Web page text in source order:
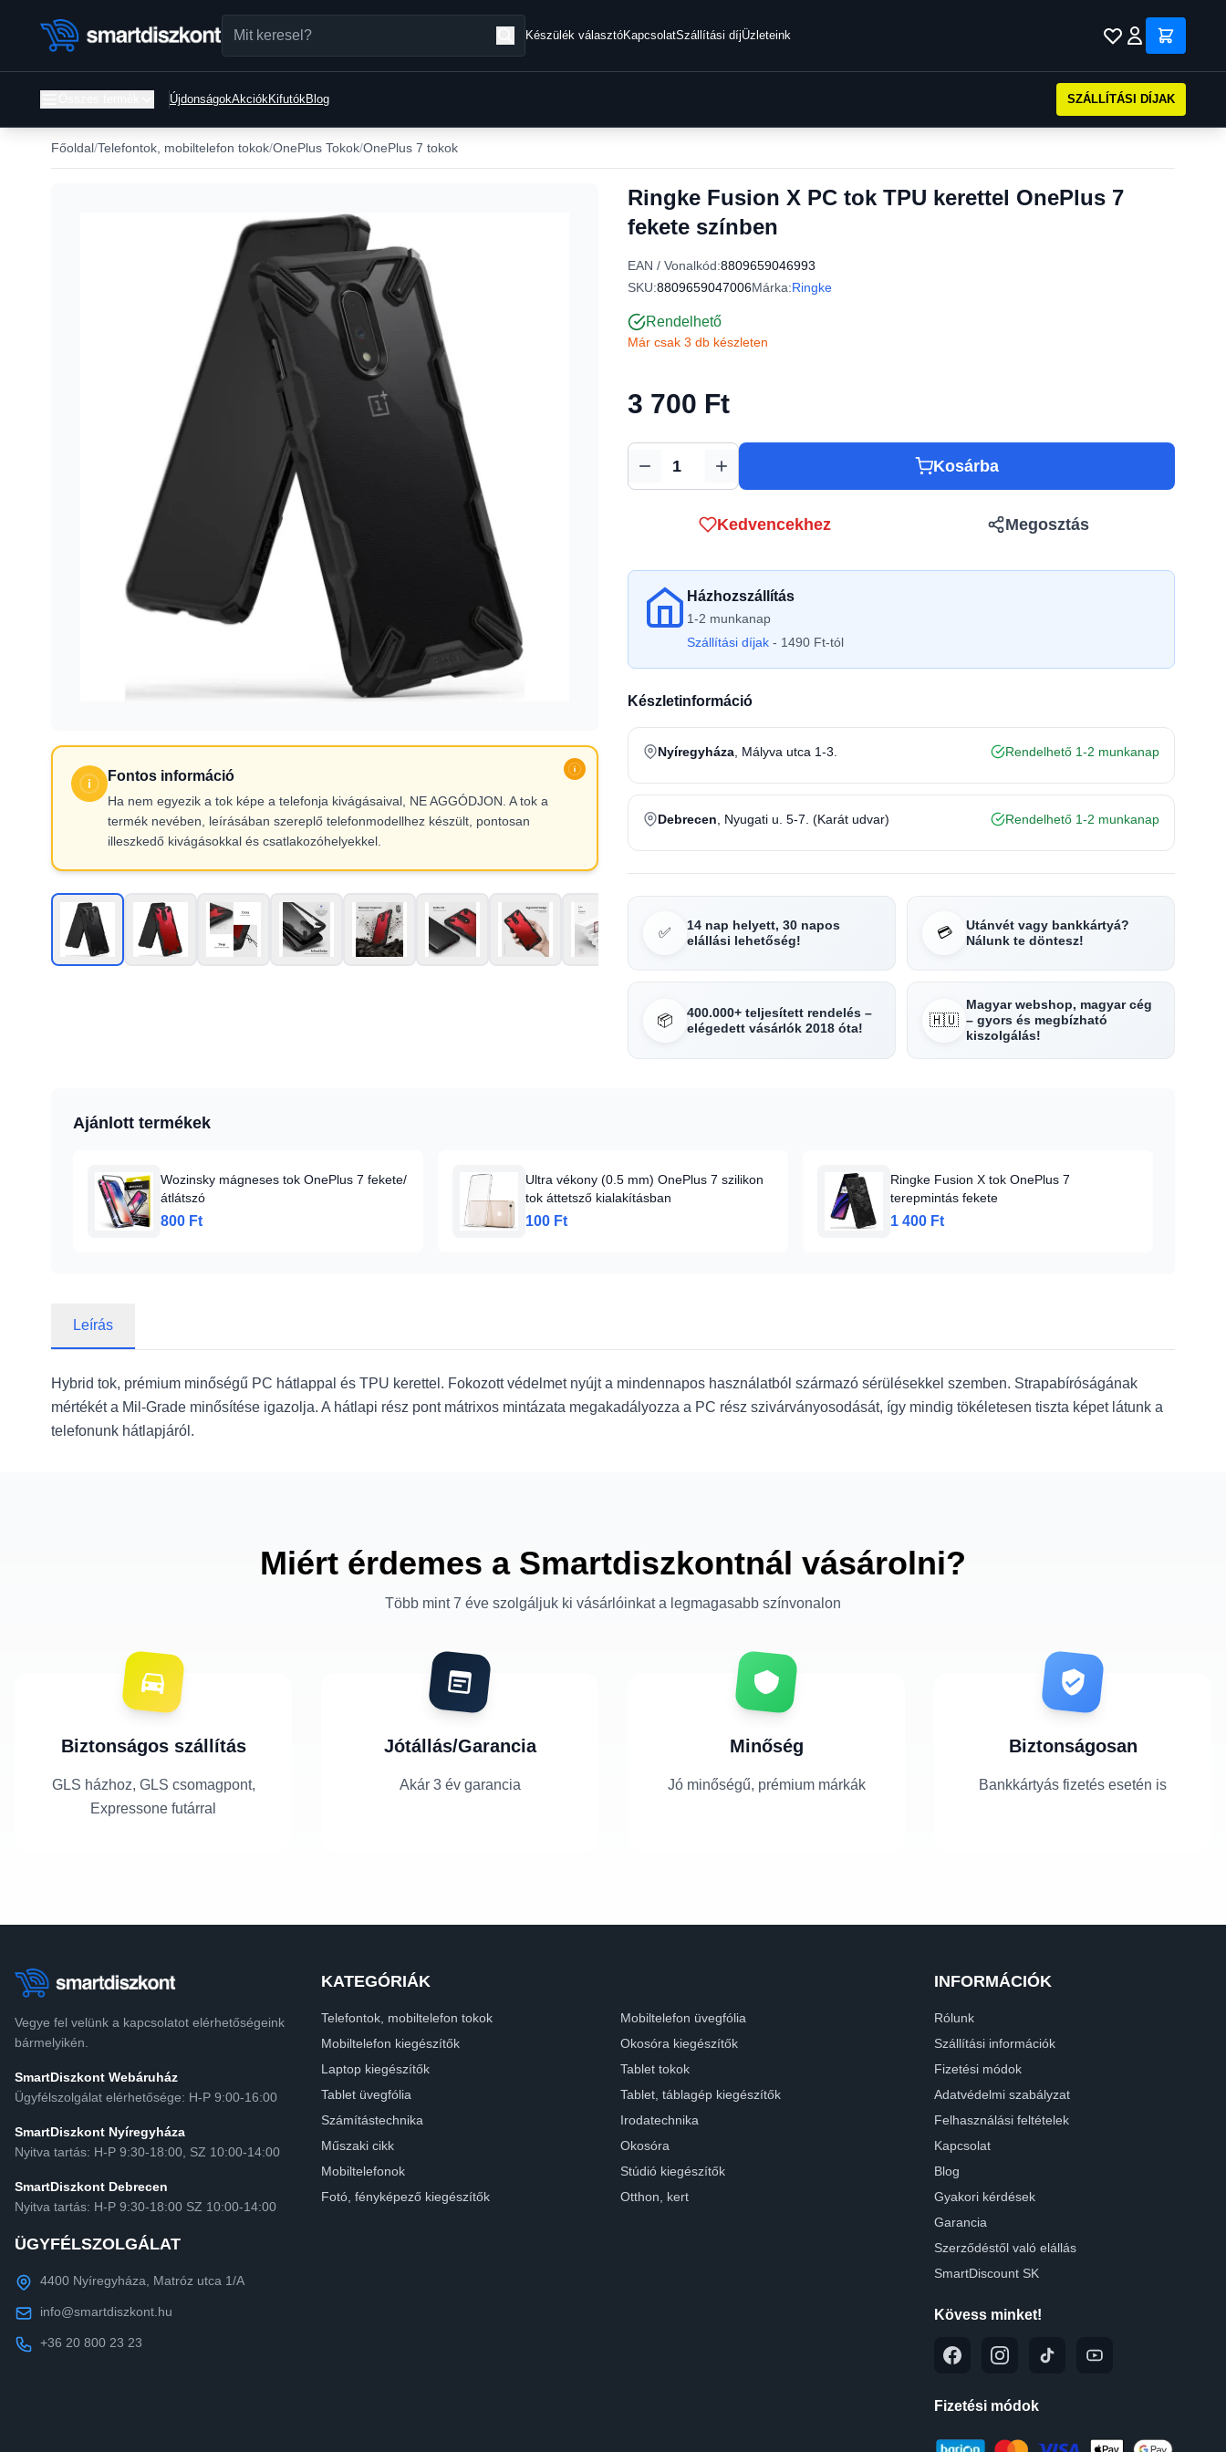
Készülék választóKapcsolatSzállítási díjÜzleteink
ÚjdonságokAkciókKifutókBlog SZÁLLÍTÁSI DÍJAK
Főoldal Telefontok, mobiltelefon tokok OnePlus Tokok OnePlus 7 tokok
Fontos információ
Ha nem egyezik a tok képe a telefonja kivágásaival, NE AGGÓDJON. A tok a
termék nevében, leírásában szereplő telefonmodellhez készült, pontosan
illeszkedő kivágásokkal és csatlakozóhelyekkel.
Ringke Fusion X PC tok TPU kerettel OnePlus 7
fekete színben
EAN / Vonalkód:8809659046993
SKU:8809659047006Márka:Ringke
Rendelhető
Már csak 3 db készleten
3 700 Ft
Mennyiség Kosárba
Kedvencekhez Megosztás
Házhozszállítás
1-2 munkanap
Szállítási díjak - 1490 Ft-tól
Készletinformáció
Nyíregyháza , Mályva utca 1-3. Rendelhető 1-2 munkanap
Debrecen , Nyugati u. 5-7. (Karát udvar) Rendelhető 1-2 munkanap
✅
14 nap helyett, 30 napos
elállási lehetőség!
💳
Utánvét vagy bankkártyá?
Nálunk te döntesz!
📦
400.000+ teljesített rendelés –
elégedett vásárlók 2018 óta!
🇭🇺
Magyar webshop, magyar cég
– gyors és megbízható
kiszolgálás!
Ajánlott termékek
Wozinsky mágneses tok OnePlus 7 fekete/
átlátszó
800 Ft
Ultra vékony (0.5 mm) OnePlus 7 szilikon
tok áttetsző kialakításban
100 Ft
Ringke Fusion X tok OnePlus 7
terepmintás fekete
1 400 Ft
Leírás
Hybrid tok, prémium minőségű PC hátlappal és TPU kerettel. Fokozott védelmet nyújt a mindennapos használatból származó sérülésekkel szemben. Strapabíróságának
mértékét a Mil-Grade minősítése igazolja. A hátlapi rész pont mátrixos mintázata megakadályozza a PC rész szivárványosodását, így mindig tökéletesen tiszta képet látunk a
telefonunk hátlapjáról.
Miért érdemes a Smartdiszkontnál vásárolni?
Több mint 7 éve szolgáljuk ki vásárlóinkat a legmagasabb színvonalon
Biztonságos szállítás
GLS házhoz, GLS csomagpont,
Expressone futárral
Jótállás/Garancia
Akár 3 év garancia
Minőség
Jó minőségű, prémium márkák
Biztonságosan
Bankkártyás fizetés esetén is
Vegye fel velünk a kapcsolatot elérhetőségeink
bármelyikén.
SmartDiszkont Webáruház
Ügyfélszolgálat elérhetősége: H-P 9:00-16:00
SmartDiszkont Nyíregyháza
Nyitva tartás: H-P 9:30-18:00, SZ 10:00-14:00
SmartDiszkont Debrecen
Nyitva tartás: H-P 9:30-18:00 SZ 10:00-14:00
ÜGYFÉLSZOLGÁLAT
4400 Nyíregyháza, Matróz utca 1/A
info@smartdiszkont.hu
+36 20 800 23 23
KATEGÓRIÁK
Telefontok, mobiltelefon tokok
Mobiltelefon üvegfólia
Mobiltelefon kiegészítők
Okosóra kiegészítők
Laptop kiegészítők
Tablet tokok
Tablet üvegfólia
Tablet, táblagép kiegészítők
Számítástechnika
Irodatechnika
Műszaki cikk
Okosóra
Mobiltelefonok
Stúdió kiegészítők
Fotó, fényképező kiegészítők
Otthon, kert
INFORMÁCIÓK
Rólunk
Szállítási információk
Fizetési módok
Adatvédelmi szabályzat
Felhasználási feltételek
Kapcsolat
Blog
Gyakori kérdések
Garancia
Szerződéstől való elállás
SmartDiscount SK
Kövess minket!
Fizetési módok